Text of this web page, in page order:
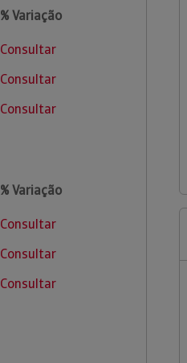
% Variação
Consultar
Consultar
Consultar
% Variação
Consultar
Consultar
Consultar